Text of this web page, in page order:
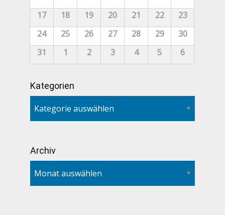
17
18 19 20 21 22
23
24
25 26 27 28 29
30
31
1 2 3 4 5 6
Kategorien
Archiv